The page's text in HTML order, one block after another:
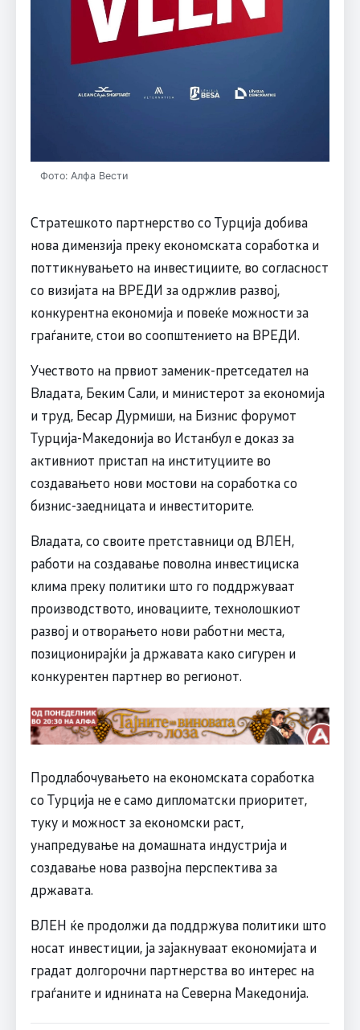
Фото: Алфа Вести
Стратешкото партнерство со Турција добива
нова димензија преку економската соработка и
поттикнувањето на инвестициите, во согласност
со визијата на ВРЕДИ за одржлив развој,
конкурентна економија и повеќе можности за
граѓаните, стои во соопштението на ВРЕДИ.
Учеството на првиот заменик-претседател на
Владата, Беким Сали, и министерот за економија
и труд, Бесар Дурмиши, на Бизнис форумот
Турција-Македонија во Истанбул е доказ за
активниот пристап на институциите во
создавањето нови мостови на соработка со
бизнис-заедницата и инвеститорите.
Владата, со своите претставници од ВЛЕН,
работи на создавање поволна инвестициска
клима преку политики што го поддржуваат
производството, иновациите, технолошкиот
развој и отворањето нови работни места,
позиционирајќи ја државата како сигурен и
конкурентен партнер во регионот.
Продлабочувањето на економската соработка
со Турција не е само дипломатски приоритет,
туку и можност за економски раст,
унапредување на домашната индустрија и
создавање нова развојна перспектива за
државата.
ВЛЕН ќе продолжи да поддржува политики што
носат инвестиции, ја зајакнуваат економијата и
градат долгорочни партнерства во интерес на
граѓаните и иднината на Северна Македонија.